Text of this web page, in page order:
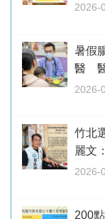
2026-
暑假
醫 醫
2026-
竹北
麗文
2026-
200